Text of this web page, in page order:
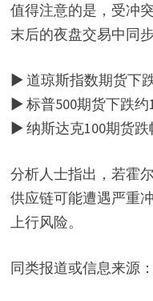
值得注意的是，受冲
末后的夜盘交易中同
▶ 道琼斯指数期货下
▶ 标普500期货下跌约
▶ 纳斯达克100期货跌
分析人士指出，若霍
供应链可能遭遇严重
上行风险。
同类报道或信息来源：